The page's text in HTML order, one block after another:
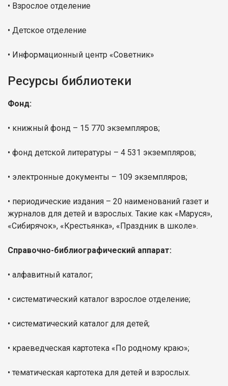
• Взрослое отделение
• Детское отделение
• Информационный центр «Советник»
Ресурсы библиотеки
Фонд:
• книжный фонд – 15 770 экземпляров;
• фонд детской литературы – 4 531 экземпляров;
• электронные документы – 109 экземпляров;
• периодические издания – 20 наименований газет и
журналов для детей и взрослых. Такие как «Маруся»,
«Сибирячок», «Крестьянка», «Праздник в школе».
Справочно-библиографический аппарат:
• алфавитный каталог;
• систематический каталог взрослое отделение;
• систематический каталог для детей;
• краеведческая картотека «По родному краю»;
• тематическая картотека для детей и взрослых.